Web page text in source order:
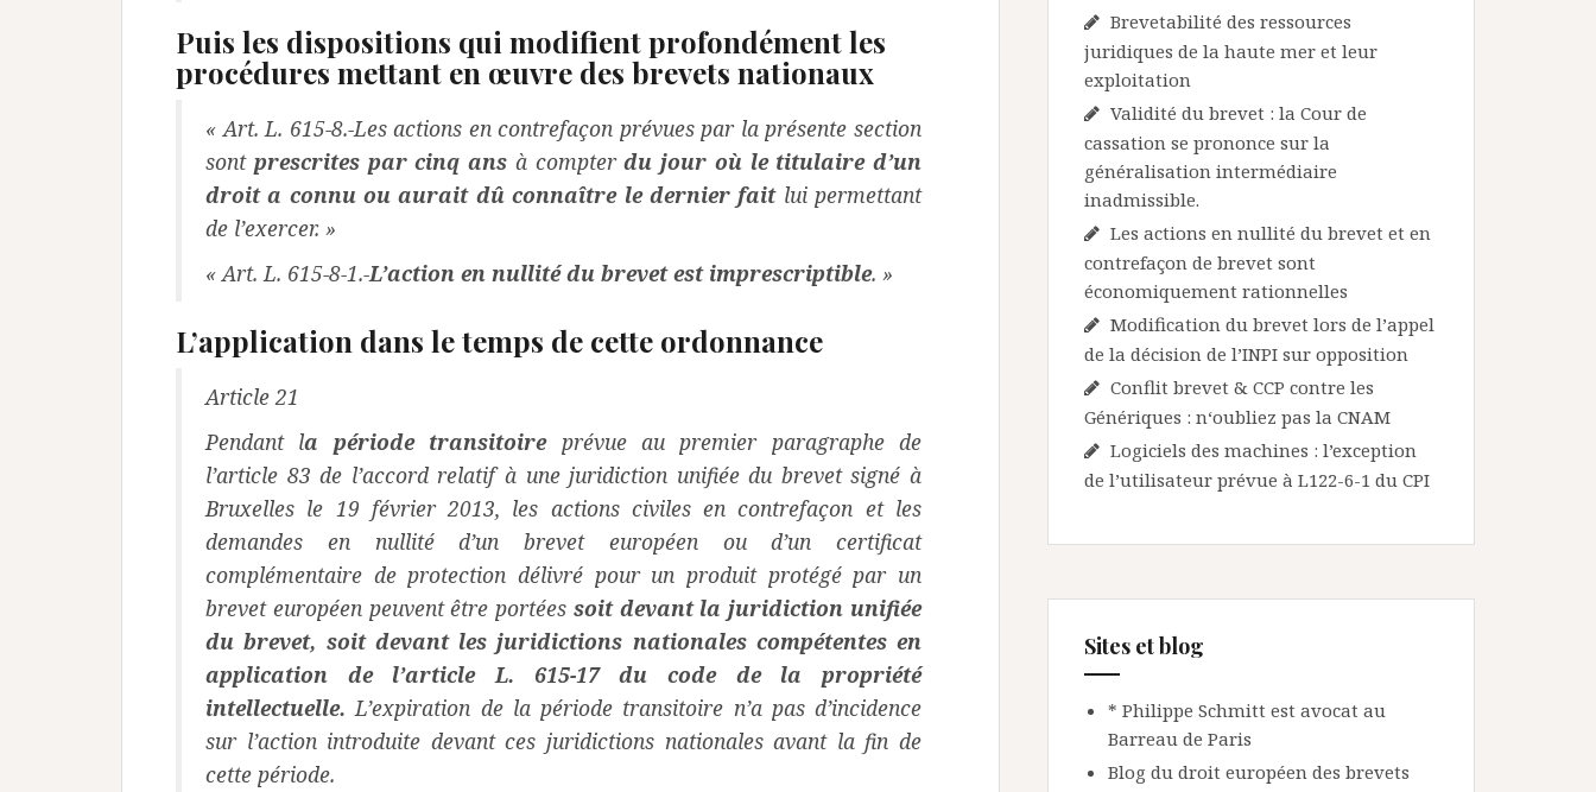
Puis les dispositions qui modifient profondément les
procédures mettant en œuvre des brevets nationaux
« Art. L. 615-8.-Les actions en contrefaçon prévues par la présente section
sont prescrites par cinq ans à compterdu jour où le titulaire d’un
droit a connu ou aurait dû connaître le dernier faitlui permettant
de l’exercer. »
« Art. L. 615-8-1.-L’action en nullité du brevet est imprescriptible. »
L’application dans le temps de cette ordonnance
Article 21
Pendant la période transitoireprévue au premier paragraphe de
l’article 83 de l’accord relatif à une juridiction unifiée du brevet signé à
Bruxelles le 19 février 2013, les actions civiles en contrefaçon et les
demandes en nullité d’un brevet européen ou d’un certificat
complémentaire de protection délivré pour un produit protégé par un
brevet européen peuvent être portées soit devant la juridiction unifiée
du brevet, soit devant les juridictions nationales compétentes en
application de l’article L. 615-17 du code de la propriété
intellectuelle. L’expiration de la période transitoire n’a pas d’incidence
sur l’action introduite devant ces juridictions nationales avant la fin de
cette période.
Brevetabilité des ressources
juridiques de la haute mer et leur
exploitation
Validité du brevet : la Cour de
cassation se prononce sur la
généralisation intermédiaire
inadmissible.
Les actions en nullité du brevet et en
contrefaçon de brevet sont
économiquement rationnelles
Modification du brevet lors de l’appel
de la décision de l’INPI sur opposition
Conflit brevet & CCP contre les
Génériques : n‘oubliez pas la CNAM
Logiciels des machines : l’exception
de l’utilisateur prévue à L122-6-1 du CPI
Sites et blog
* Philippe Schmitt est avocat au
Barreau de Paris
Blog du droit européen des brevets